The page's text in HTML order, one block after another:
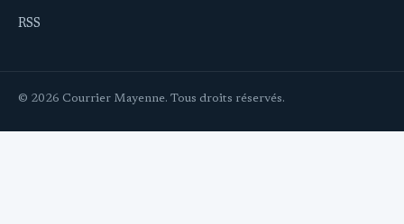
RSS
© 2026 Courrier Mayenne. Tous droits réservés.